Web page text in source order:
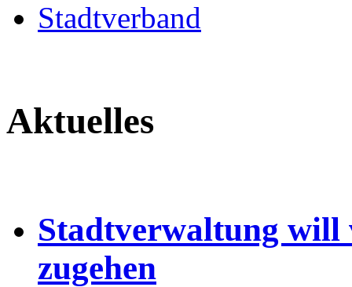
Stadtverband
Aktuelles
Stadtverwaltung will
zugehen